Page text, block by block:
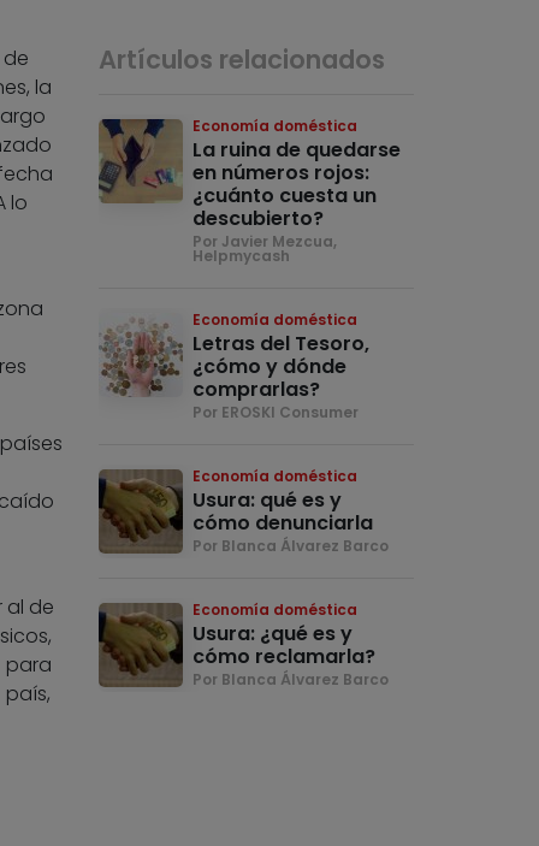
la
lo
al de
para
Artículos relacionados
Economía doméstica
La ruina de quedarse
en números rojos:
¿cuánto cuesta un
descubierto?
Por Javier Mezcua,
Helpmycash
Economía doméstica
Letras del Tesoro,
¿cómo y dónde
comprarlas?
Por EROSKI Consumer
Economía doméstica
Usura: qué es y
cómo denunciarla
Por Blanca Álvarez Barco
Economía doméstica
Usura: ¿qué es y
cómo reclamarla?
Por Blanca Álvarez Barco